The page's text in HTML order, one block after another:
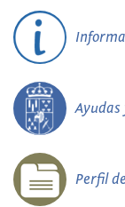
Ayudas
Perfil